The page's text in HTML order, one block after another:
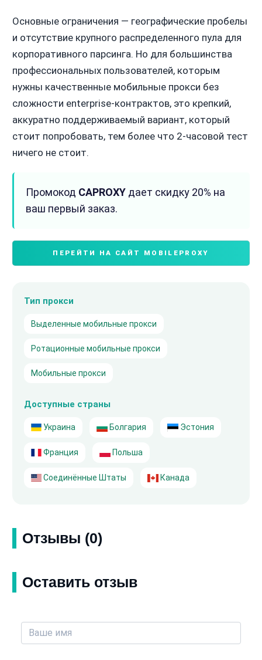
Основные ограничения — географические пробелы
и отсутствие крупного распределенного пула для
корпоративного парсинга. Но для большинства
профессиональных пользователей, которым
нужны качественные мобильные прокси без
сложности enterprise-контрактов, это крепкий,
аккуратно поддерживаемый вариант, который
стоит попробовать, тем более что 2-часовой тест
ничего не стоит.
Промокод CAPROXYдает скидку 20% на
ваш первый заказ.
ПЕРЕЙТИ НА САЙТ MOBILEPROXY
Тип прокси
Выделенные мобильные прокси
Ротационные мобильные прокси
Мобильные прокси
Доступные страны
Украина Болгария Эстония
Франция Польша
Соединённые Штаты Канада
Отзывы (0)
Оставить отзыв